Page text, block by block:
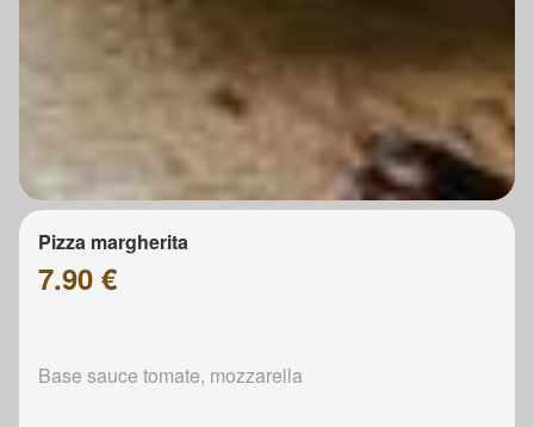
Pizza margherita
7.90 €
Base sauce tomate, mozzarella